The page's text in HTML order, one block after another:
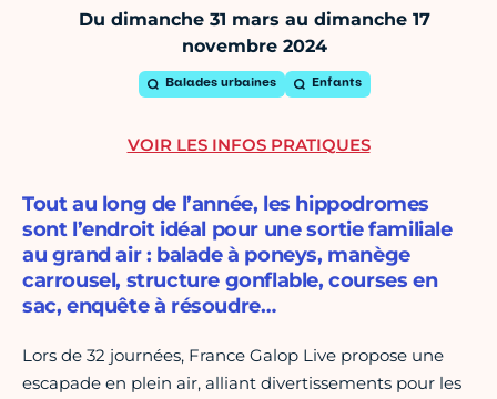
Du dimanche 31 mars au dimanche 17
novembre 2024
Balades urbaines Enfants
Tout au long de l’année, les hippodromes
sont l’endroit idéal pour une sortie familiale
au grand air : balade à poneys, manège
carrousel, structure gonflable, courses en
sac, enquête à résoudre…
Lors de 32 journées, France Galop Live propose une
escapade en plein air, alliant divertissements pour les
VOIR LES INFOS PRATIQUES